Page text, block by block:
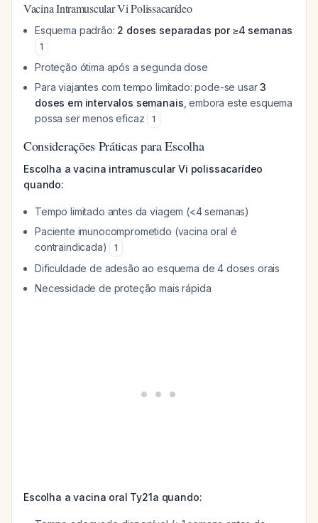
Vacina Intramuscular Vi Polissacarídeo
Esquema padrão: 2 doses separadas por ≥4 semanas
1
Proteção ótima após a segunda dose
Para viajantes com tempo limitado: pode-se usar3
doses em intervalos semanais , embora este esquema
possa ser menos eficaz
1
Considerações Práticas para Escolha
Escolha a vacina intramuscular Vi polissacarídeo
quando:
Tempo limitado antes da viagem (<4 semanas)
Paciente imunocomprometido (vacina oral é
contraindicada)
1
Dificuldade de adesão ao esquema de 4 doses orais
Necessidade de proteção mais rápida
Escolha a vacina oral Ty21a quando: